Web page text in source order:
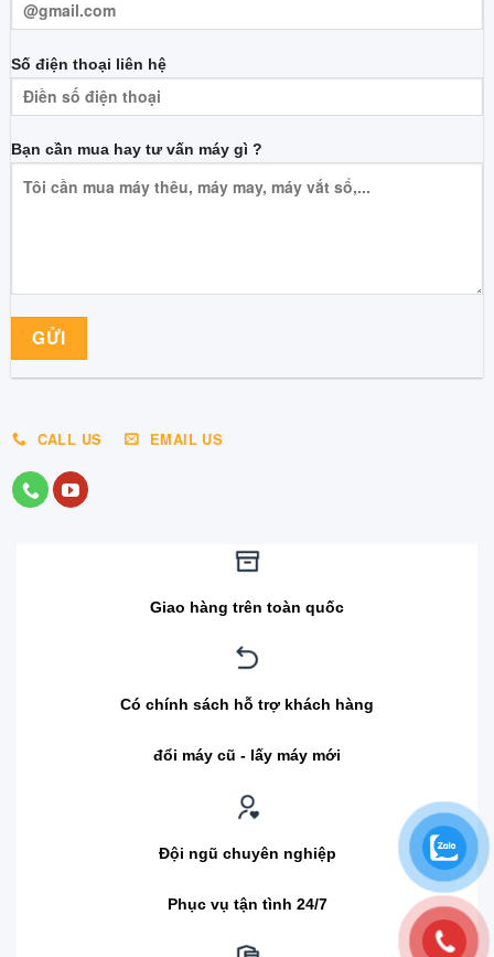
Số điện thoại liên hệ
Bạn cần mua hay tư vấn máy gì ?
CALL US EMAIL US
Giao hàng trên toàn quốc
Có chính sách hỗ trợ khách hàng
đổi máy cũ - lấy máy mới
Đội ngũ chuyên nghiệp
Phục vụ tận tình 24/7